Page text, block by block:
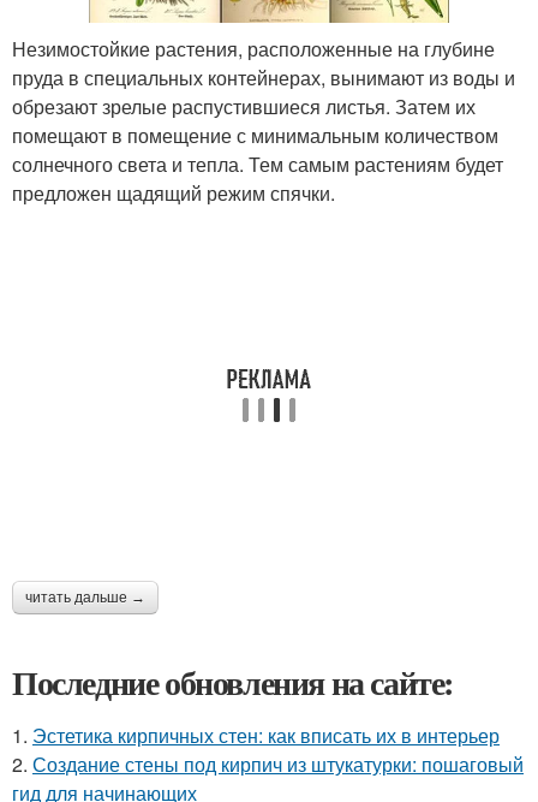
Незимостойкие растения, расположенные на глубине
пруда в специальных контейнерах, вынимают из воды и
обрезают зрелые распустившиеся листья. Затем их
помещают в помещение с минимальным количеством
солнечного света и тепла. Тем самым растениям будет
предложен щадящий режим спячки.
читать дальше →
Последние обновления на сайте:
1. Эстетика кирпичных стен: как вписать их в интерьер
2. Создание стены под кирпич из штукатурки: пошаговый
гид для начинающих